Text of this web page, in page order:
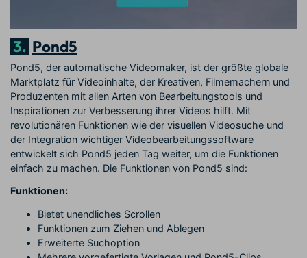
3. Pond5
Pond5, der automatische Videomaker, ist der größte globale
Marktplatz für Videoinhalte, der Kreativen, Filmemachern und
Produzenten mit allen Arten von Bearbeitungstools und
Inspirationen zur Verbesserung ihrer Videos hilft. Mit
revolutionären Funktionen wie der visuellen Videosuche und
der Integration wichtiger Videobearbeitungssoftware
entwickelt sich Pond5 jeden Tag weiter, um die Funktionen
einfach zu machen. Die Funktionen von Pond5 sind:
Funktionen:
Bietet unendliches Scrollen
Funktionen zum Ziehen und Ablegen
Erweiterte Suchoption